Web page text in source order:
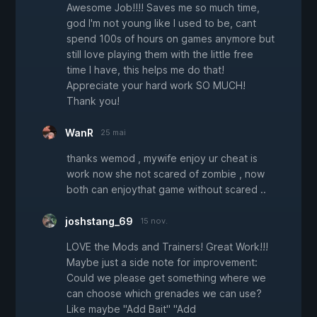
Awesome Job!!!! Saves me so much time,
god I'm not young like I used to be, cant
spend 100s of hours on games anymore but
still love playing them with the little free
time I have, this helps me do that!
Appreciate your hard work SO MUCH!
Thank you!
WanR 25 mai
thanks wemod , mywife enjoy ur cheat is
work now she not scared of zombie , now
both can enjoythat game without scared ..
joshstang_69 15 nov.
LOVE the Mods and Trainers! Great Work!!!
Maybe just a side note for improvement:
Could we please get something where we
can choose which grenades we can use?
Like maybe "Add Bait" "Add